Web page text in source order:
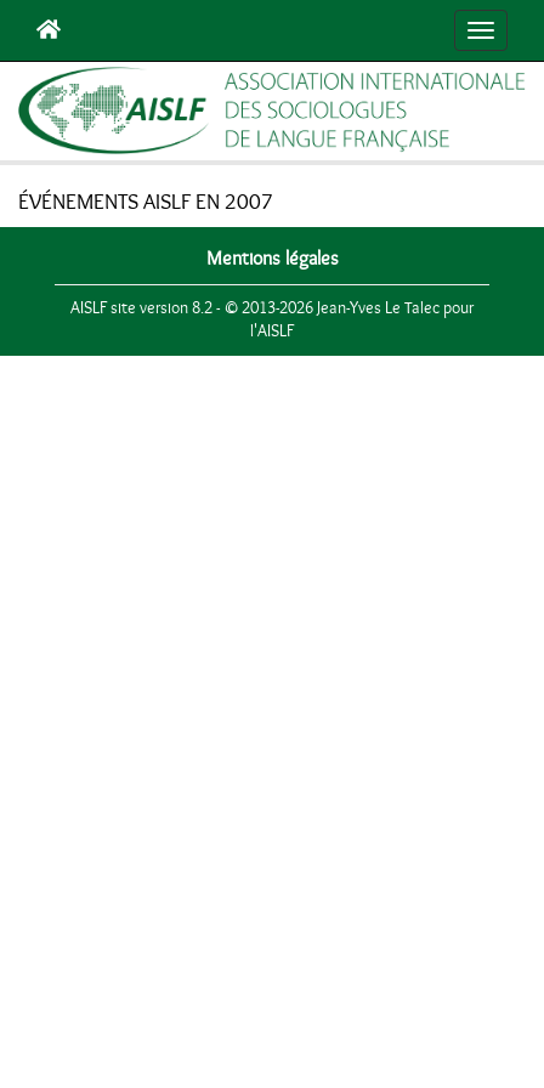
ÉVÉNEMENTS AISLF EN 2007
Mentions légales
AISLF site version 8.2 - © 2013-2026 Jean-Yves Le Talec pour
l'AISLF